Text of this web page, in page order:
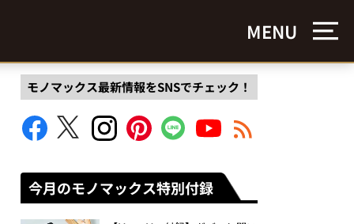
MENU
モノマックス最新情報をSNSでチェック！
今月のモノマックス特別付録